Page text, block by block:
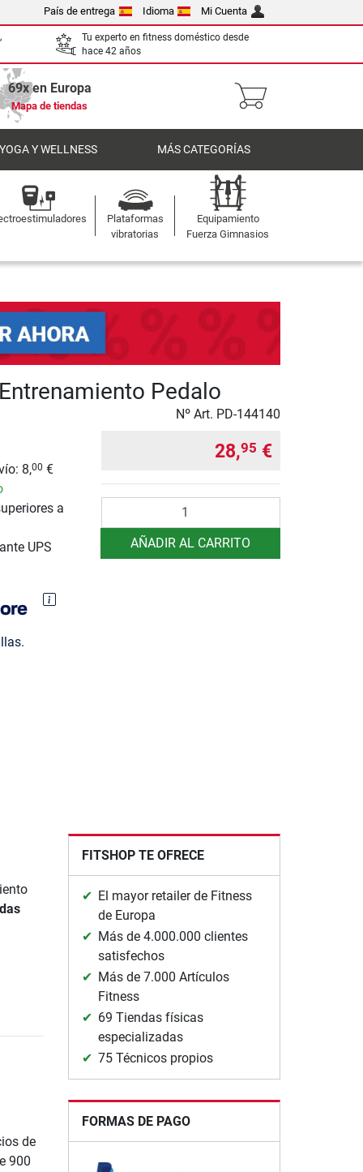
País de entrega Idioma Mi Cuenta
Tu experto en fitness doméstico desde
hace 42 años
69x en Europa
Mapa de tiendas
Y WELLNESS MÁS CATEGORÍAS
Plataformas
vibratorias
Equipamiento
Fuerza Gimnasios
Pedalo
Nº Art. PD-144140
8,00 €
a
UPS
28,95 €
AÑADIR AL CARRITO
de
900
FITSHOP TE OFRECE
El mayor retailer de Fitness
de Europa
Más de 4.000.000 clientes
satisfechos
Más de 7.000 Artículos
Fitness
69 Tiendas físicas
especializadas
75 Técnicos propios
FORMAS DE PAGO